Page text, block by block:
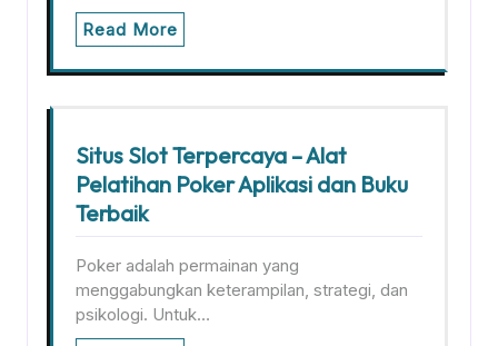
Read More
Situs Slot Terpercaya – Alat
Pelatihan Poker Aplikasi dan Buku
Terbaik
Poker adalah permainan yang
menggabungkan keterampilan, strategi, dan
psikologi. Untuk…